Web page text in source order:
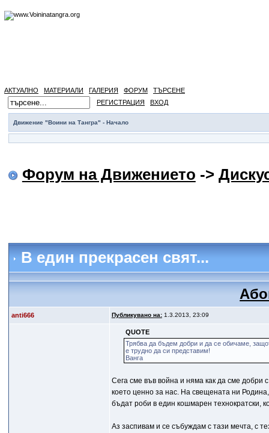
АКТУАЛНО МАТЕРИАЛИ ГАЛЕРИЯ ФОРУМ
ТЪРСЕНЕ
РЕГИСТРАЦИЯ
ВХОД
Движение "Воини на Тангра" - Начало
Форум на Движението ->
В един прекрасен свят...
anti666 Публикувано на:1.3.2013, 23:09
QUOTE
Трябва да бъдем добри и да се обичаме,
е трудно да си представим!
Ванга
Сега сме във война и няма как да сме добри
което ценно за нас. На свещената ни
бъдат роби в един кошмарен технократски,
Аз заспивам и се събуждам с тази мечта, с